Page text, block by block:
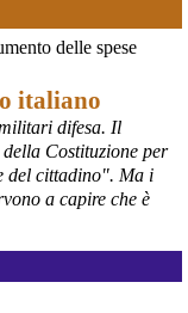
la chiusura
un
a caldo e ha
proposte
valuta positivamente
delle spese
italiano
difesa. Il
Costituzione per
del cittadino". Ma i
a capire che è